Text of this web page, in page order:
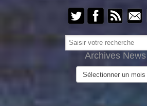
Archives News